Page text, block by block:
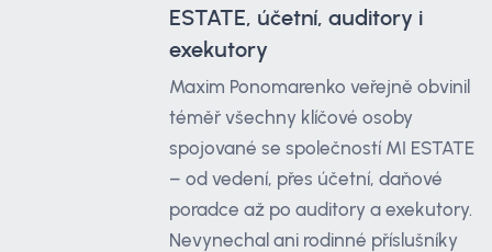
ESTATE, účetní, auditory i
exekutory
Maxim Ponomarenko veřejně obvinil
téměř všechny klíčové osoby
spojované se společností MI ESTATE
– od vedení, přes účetní, daňové
poradce až po auditory a exekutory.
Nevynechal ani rodinné příslušníky